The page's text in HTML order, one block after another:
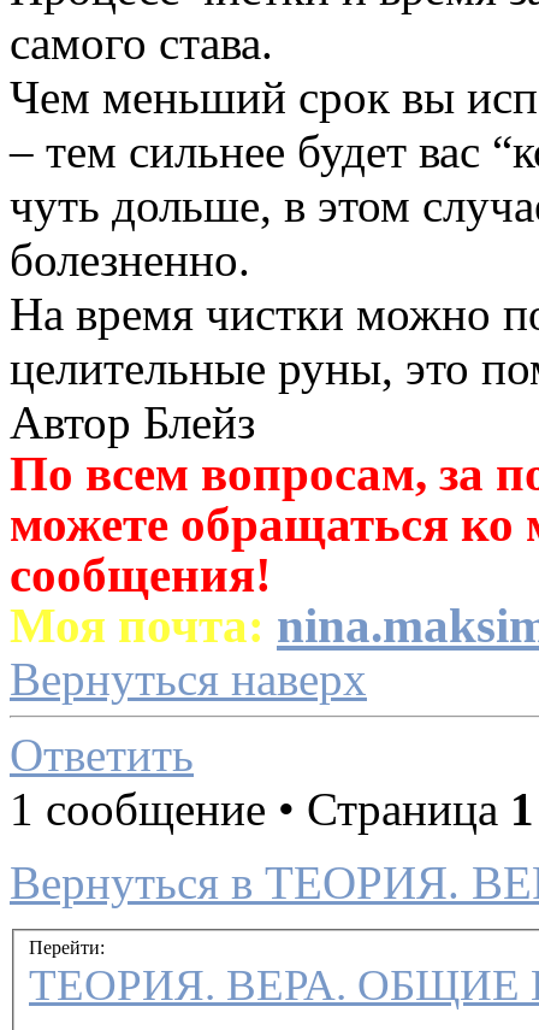
самого става.
Чем меньший срок вы
– тем сильнее будет вас
чуть дольше, в этом
болезненно.
На время чистки можно
целительные руны, это
Автор Блейз
По всем вопросам, за
можете обращаться
сообщения!
Моя почта:
Вернуться наверх
Ответить
1 сообщение • Страница 1
Вернуться в ТЕОРИЯ.
Перейти:
ТЕОРИЯ. ВЕРА.